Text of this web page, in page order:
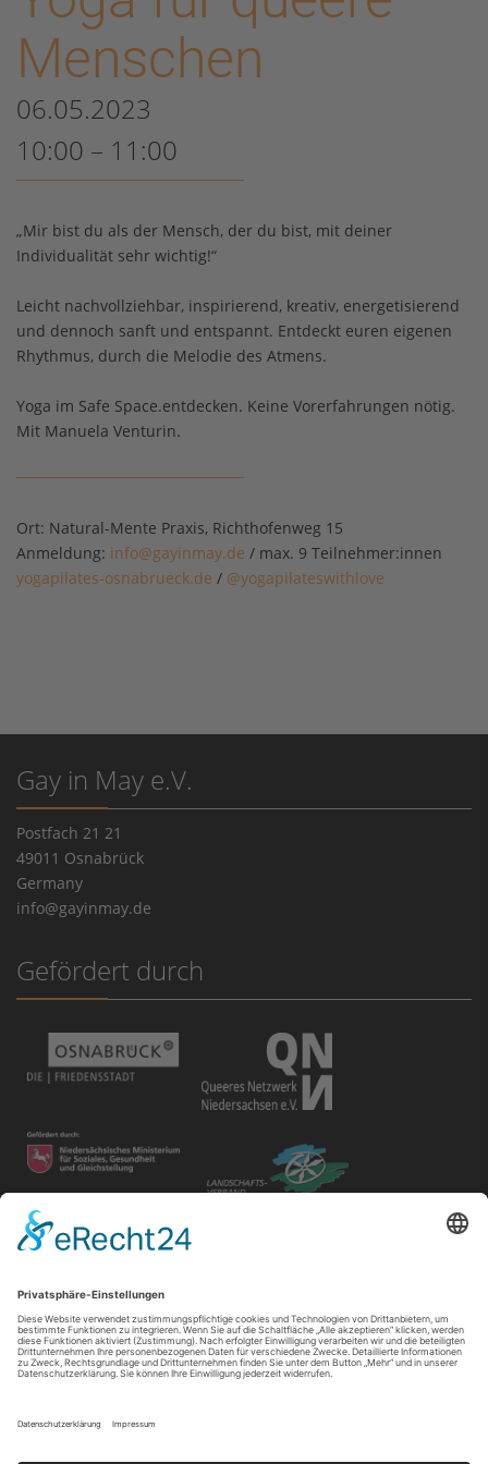
Menschen
06.05.2023
10:00 – 11:00
„Mir bist du als der Mensch, der du bist, mit deiner
Individualität sehr wichtig!“
Leicht nachvollziehbar, inspirierend, kreativ, energetisierend
und dennoch sanft und entspannt. Entdeckt euren eigenen
Rhythmus, durch die Melodie des Atmens.
Yoga im Safe Space.entdecken. Keine Vorerfahrungen nötig.
Mit Manuela Venturin.
Ort: Natural-Mente Praxis, Richthofenweg 15
Anmeldung: info@gayinmay.de / max. 9 Teilnehmer:innen
yogapilates-osnabrueck.de / @yogapilateswithlove
Gay in May e.V.
Postfach 21 21
49011 Osnabrück
Germany
info@gayinmay.de
Gefördert durch
Disclaimer
Der Gay in May e.V. bietet unterschiedlichen Gruppen und
für ihre Inhalte tragen die Veranstalter*innen.